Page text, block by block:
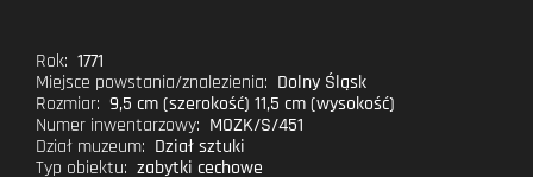
Rok: 1771
Miejsce powstania/znalezienia: Dolny Śląsk
Rozmiar: 9,5 cm (szerokość) 11,5 cm (wysokość)
Numer inwentarzowy: MOZK/S/451
Dział muzeum: Dział sztuki
Typ obiektu: zabytki cechowe